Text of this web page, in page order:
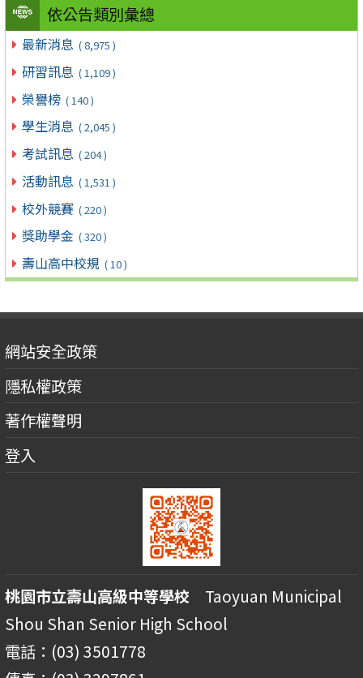
依公告類別彙總
最新消息 ( 8,975 )
研習訊息 ( 1,109 )
榮譽榜 ( 140 )
學生消息 ( 2,045 )
考試訊息 ( 204 )
活動訊息 ( 1,531 )
校外競賽 ( 220 )
獎助學金 ( 320 )
壽山高中校規 ( 10 )
網站安全政策
隱私權政策
著作權聲明
登入
桃園市立壽山高級中等學校 Taoyuan Municipal
Shou Shan Senior High School
電話：(03) 3501778